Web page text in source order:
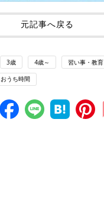
元記事へ戻る
3歳 4歳～ 習い事・教育
おうち時間